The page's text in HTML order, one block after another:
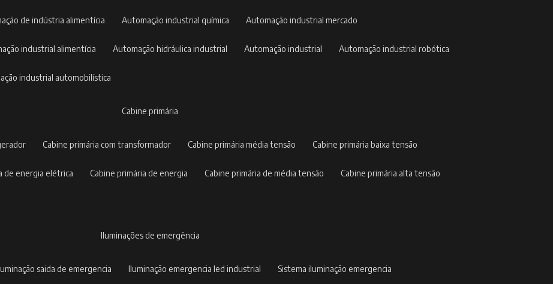
de indústria alimentícia automação industrial química automação industrial mercado
industrial alimentícia automação hidráulica industrial automação industrial automação industrial robótica
industrial automobilística
cabine primária
cabine primária com transformador cabine primária média tensão cabine primária baixa tensão
de energia elétrica cabine primária de energia cabine primária de média tensão cabine primária alta tensão
iluminações de emergência
saida de emergencia iluminação emergencia led industrial sistema iluminação emergencia